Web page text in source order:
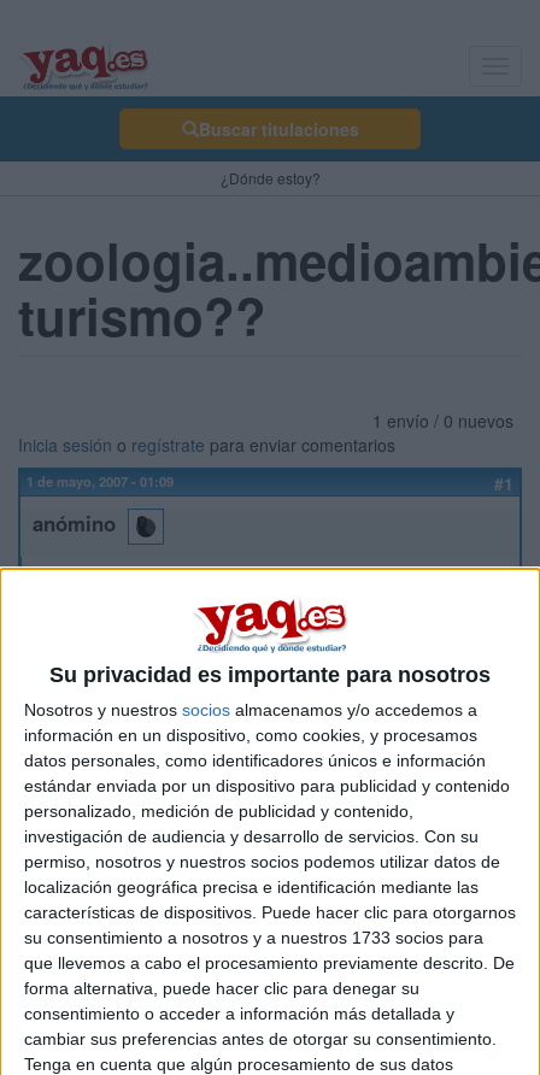
Su privacidad es importante para nosotros
Nosotros y nuestros socios almacenamos y/o accedemos a
información en un dispositivo, como cookies, y procesamos
datos personales, como identificadores únicos e información
estándar enviada por un dispositivo para publicidad y contenido
personalizado, medición de publicidad y contenido,
investigación de audiencia y desarrollo de servicios. Con su
permiso, nosotros y nuestros socios podemos utilizar datos de
localización geográfica precisa e identificación mediante las
características de dispositivos. Puede hacer clic para otorgarnos
su consentimiento a nosotros y a nuestros 1733 socios para
que llevemos a cabo el procesamiento previamente descrito. De
forma alternativa, puede hacer clic para denegar su
consentimiento o acceder a información más detallada y
cambiar sus preferencias antes de otorgar su consentimiento.
Tenga en cuenta que algún procesamiento de sus datos
Buscar titulaciones
¿Dónde estoy?
turismo??
1 envío / 0 nuevos
Inicia sesión o regístrate para enviar comentarios
1 de mayo, 2007 - 01:09 #1
anómino
Bufffff!! k lio!! no sé que estudiar y estoy ya a las puertas
de selectividad, me gsutaría contactar c on alguien que
esté estudiando algunas de estas carreras (relacionado
con biologia como zoologia, o medioambiente o turismo)
para que me informe sobre ellas....gracias.......
mi msn..
yo_laxiki@hotmail.com
Mil graciassssss¡¡¡¡¡¡¡¡¡
Inicio
Etiquetas: La universidad - un mundo